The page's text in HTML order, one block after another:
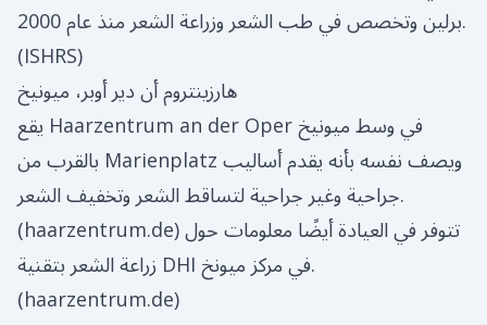
برلين وتخصص في طب الشعر وزراعة الشعر منذ عام 2000.
(ISHRS)
هارزينتروم أن دير أوبر، ميونيخ
يقع Haarzentrum an der Oper في وسط ميونيخ
بالقرب من Marienplatz ويصف نفسه بأنه يقدم أساليب
جراحية وغير جراحية لتساقط الشعر وتخفيف الشعر.
(haarzentrum.de) تتوفر في العيادة أيضًا معلومات حول
زراعة الشعر بتقنية DHI في مركز ميونخ.
(haarzentrum.de)